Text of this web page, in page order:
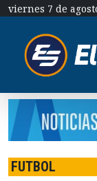
viernes 7 de
FUTBOL